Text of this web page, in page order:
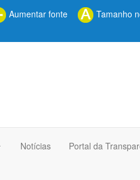
Aumentar fonte Tamanho
Notícias Portal da